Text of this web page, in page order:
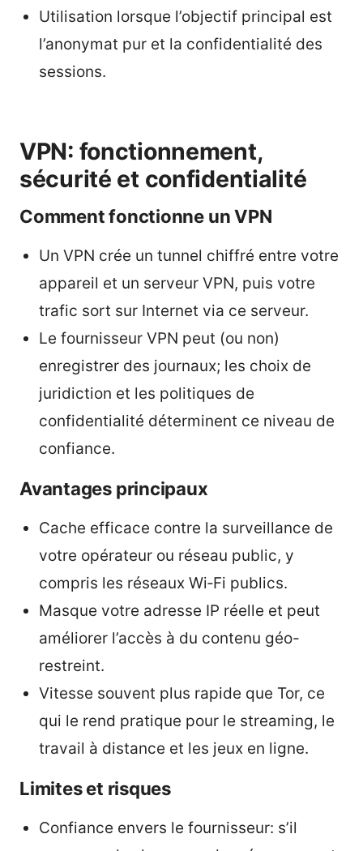
Utilisation lorsque l’objectif principal est
l’anonymat pur et la confidentialité des
sessions.
VPN: fonctionnement,
sécurité et confidentialité
Comment fonctionne un VPN
Un VPN crée un tunnel chiffré entre votre
appareil et un serveur VPN, puis votre
trafic sort sur Internet via ce serveur.
Le fournisseur VPN peut (ou non)
enregistrer des journaux; les choix de
juridiction et les politiques de
confidentialité déterminent ce niveau de
confiance.
Avantages principaux
Cache efficace contre la surveillance de
votre opérateur ou réseau public, y
compris les réseaux Wi‑Fi publics.
Masque votre adresse IP réelle et peut
améliorer l’accès à du contenu géo-
restreint.
Vitesse souvent plus rapide que Tor, ce
qui le rend pratique pour le streaming, le
travail à distance et les jeux en ligne.
Limites et risques
Confiance envers le fournisseur: s’il